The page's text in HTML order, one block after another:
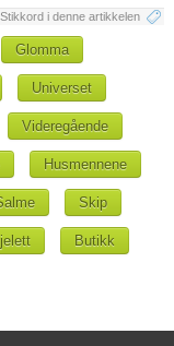
Stikkord i denne artikkelen
Glomma
Universet
Videregående
Husmennene
Skip
Butikk